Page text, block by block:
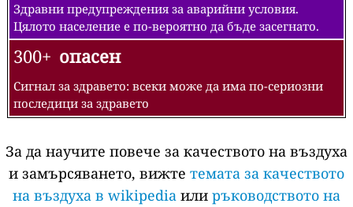
Здравни предупреждения за аварийни условия.
Цялото население е по-вероятно да бъде засегнато.
300+ опасен
Сигнал за здравето: всеки може да има по-сериозни
последици за здравето
За да научите повече за качеството на въздуха
и замърсяването, вижте темата за качеството
на въздуха в wikipedia или ръководството на